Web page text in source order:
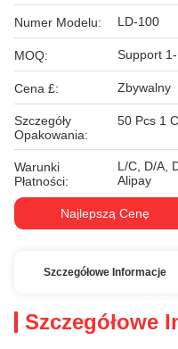
Numer Modelu: LD-100
MOQ: Support
Cena £: Zbywalny
Szczegóły
Opakowania:
50 Pcs 1
Warunki
Płatności:
L/C, D/A,
Alipay
Najlepszą Cenę
Szczegółowe Informacje
Szczegółowe